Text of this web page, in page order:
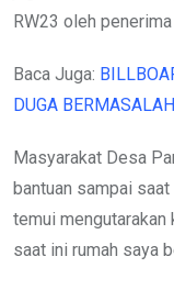
RW23 oleh
Baca Juga:
DUGA BERMASALAH
Masyarakat Desa
bantuan sampai
temui mengutarakan
saat ini rumah saya